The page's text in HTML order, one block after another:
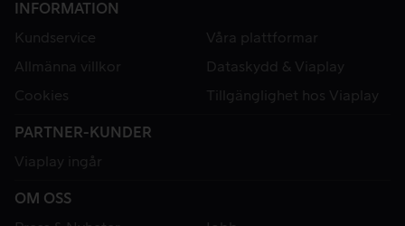
INFORMATION
Kundservice
Våra plattformar
Allmänna villkor
Dataskydd & Viaplay
Cookies
Tillgänglighet hos Viaplay
PARTNER-KUNDER
Viaplay ingår
OM OSS